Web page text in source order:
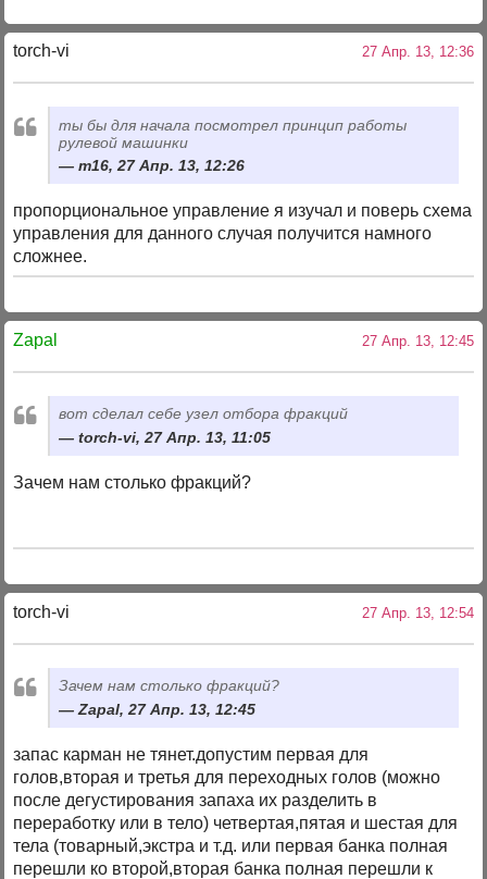
torch-vi 27 Апр. 13, 12:36
ты бы для начала посмотрел принцип работы
рулевой машинки
m16, 27 Апр. 13, 12:26
пропорциональное управление я изучал и поверь схема
управления для данного случая получится намного
сложнее.
Zapal 27 Апр. 13, 12:45
вот сделал себе узел отбора фракций
torch-vi, 27 Апр. 13, 11:05
Зачем нам столько фракций?
torch-vi 27 Апр. 13, 12:54
Зачем нам столько фракций?
Zapal, 27 Апр. 13, 12:45
запас карман не тянет.допустим первая для
голов,вторая и третья для переходных голов (можно
после дегустирования запаха их разделить в
переработку или в тело) четвертая,пятая и шестая для
тела (товарный,экстра и т.д. или первая банка полная
перешли ко второй,вторая банка полная перешли к